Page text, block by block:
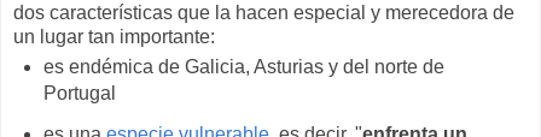
dos características que la hacen especial y merecedora de
un lugar tan importante:
es endémica de Galicia, Asturias y del norte de
Portugal